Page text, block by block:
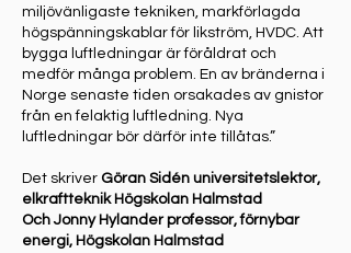
miljövänligaste tekniken, markförlagda
högspänningskablar för likström, HVDC. Att
bygga luftledningar är föråldrat och
medför många problem. En av bränderna i
Norge senaste tiden orsakades av gnistor
från en felaktig luftledning. Nya
luftledningar bör därför inte tillåtas.”
Det skriver Göran Sidén universitetslektor,
elkraftteknik Högskolan Halmstad
Och Jonny Hylander professor, förnybar
energi, Högskolan Halmstad